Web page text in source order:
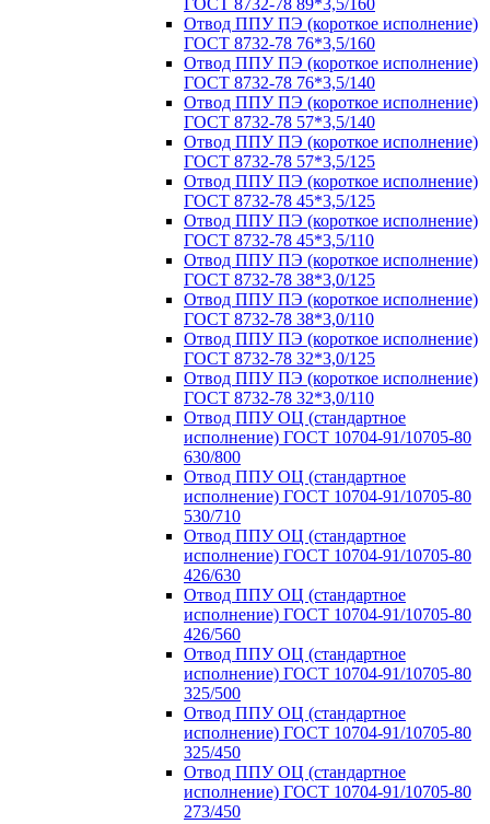
ГОСТ 8732-78 89*3,5/160
Отвод ППУ ПЭ (короткое исполнение)
ГОСТ 8732-78 76*3,5/160
Отвод ППУ ПЭ (короткое исполнение)
ГОСТ 8732-78 76*3,5/140
Отвод ППУ ПЭ (короткое исполнение)
ГОСТ 8732-78 57*3,5/140
Отвод ППУ ПЭ (короткое исполнение)
ГОСТ 8732-78 57*3,5/125
Отвод ППУ ПЭ (короткое исполнение)
ГОСТ 8732-78 45*3,5/125
Отвод ППУ ПЭ (короткое исполнение)
ГОСТ 8732-78 45*3,5/110
Отвод ППУ ПЭ (короткое исполнение)
ГОСТ 8732-78 38*3,0/125
Отвод ППУ ПЭ (короткое исполнение)
ГОСТ 8732-78 38*3,0/110
Отвод ППУ ПЭ (короткое исполнение)
ГОСТ 8732-78 32*3,0/125
Отвод ППУ ПЭ (короткое исполнение)
ГОСТ 8732-78 32*3,0/110
Отвод ППУ ОЦ (стандартное
исполнение) ГОСТ 10704-91/10705-80
630/800
Отвод ППУ ОЦ (стандартное
исполнение) ГОСТ 10704-91/10705-80
530/710
Отвод ППУ ОЦ (стандартное
исполнение) ГОСТ 10704-91/10705-80
426/630
Отвод ППУ ОЦ (стандартное
исполнение) ГОСТ 10704-91/10705-80
426/560
Отвод ППУ ОЦ (стандартное
исполнение) ГОСТ 10704-91/10705-80
325/500
Отвод ППУ ОЦ (стандартное
исполнение) ГОСТ 10704-91/10705-80
325/450
Отвод ППУ ОЦ (стандартное
исполнение) ГОСТ 10704-91/10705-80
273/450